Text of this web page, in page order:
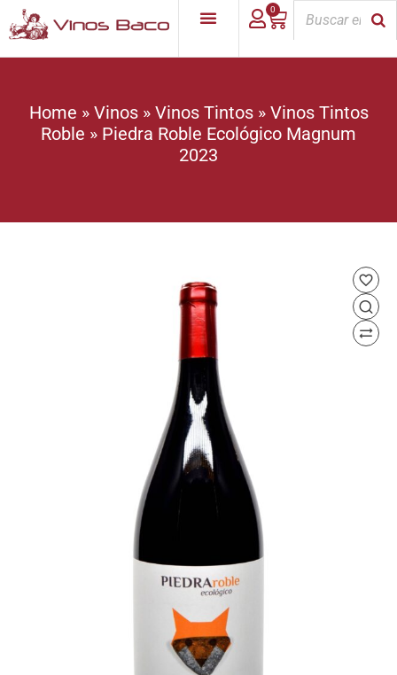
0
Home » Vinos» Vinos Tintos» Vinos Tintos
Roble » Piedra Roble Ecológico Magnum
2023